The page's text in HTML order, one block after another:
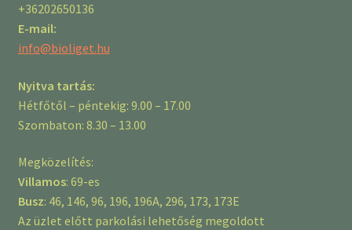
+36202650136
E-mail:
info@bioliget.hu
Nyitva tartás:
Hétfőtől – péntekig: 9.00 – 17.00
Szombaton: 8.30 – 13.00
Megközelítés:
Villamos: 69-es
Busz: 46, 146, 96, 196, 196A, 296, 173, 173E
Az üzlet előtt parkolási lehetőség megoldott